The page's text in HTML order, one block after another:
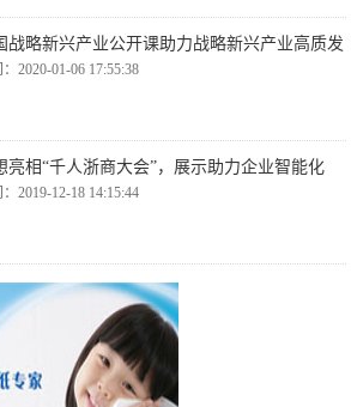
战略新兴产业公开课助力战略新兴产业高质发
2020-01-06 17:55:38
亮相“千人浙商大会”，展示助力企业智能化
2019-12-18 14:15:44